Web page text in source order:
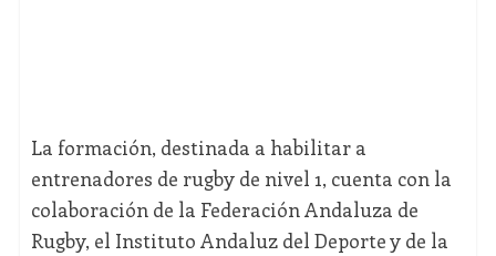
La formación, destinada a habilitar a
entrenadores de rugby de nivel 1, cuenta con la
colaboración de la Federación Andaluza de
Rugby, el Instituto Andaluz del Deporte y de la